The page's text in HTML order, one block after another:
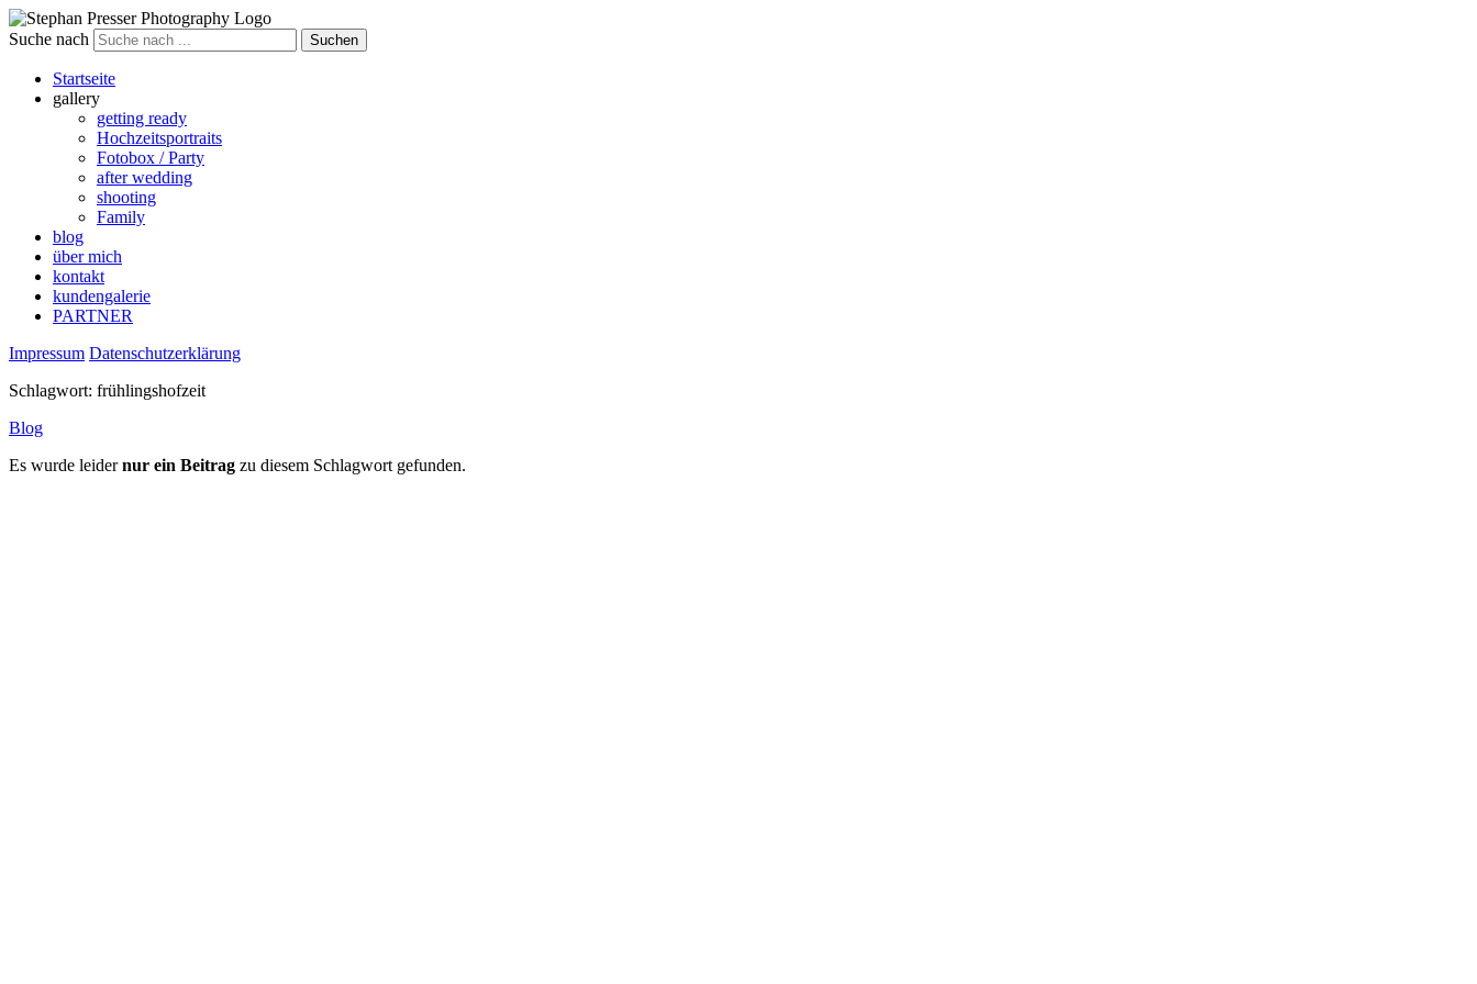
Suche nach
Startseite
gallery
getting ready
Hochzeitsportraits
Fotobox / Party
after wedding
shooting
Family
blog
über mich
kontakt
kundengalerie
PARTNER
Impressum Datenschutzerklärung
Schlagwort: frühlingshofzeit
Blog
Es wurde leidernur ein Beitrag zu diesem Schlagwort gefunden.